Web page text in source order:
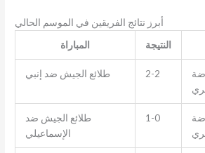
أبرز نتائج الفريقين في الموسم الحالي
المباراة
النتيجة
طلائع الجيش ضد إنبي 2-2
طلائع الجيش ضد
الإسماعيلي
1-0